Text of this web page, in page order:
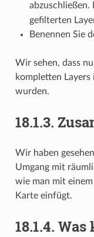
abzuschließen.
gefilterten
Benennen Sie
Wir sehen, dass
kompletten
wurden.
18.1.3.
Wir haben
Umgang mit
wie man mit
Karte einfügt.
18.1.4. Was